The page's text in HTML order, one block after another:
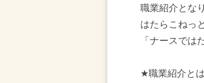
職業紹介とな
はたらこねっ
「ナースでは
★職業紹介と